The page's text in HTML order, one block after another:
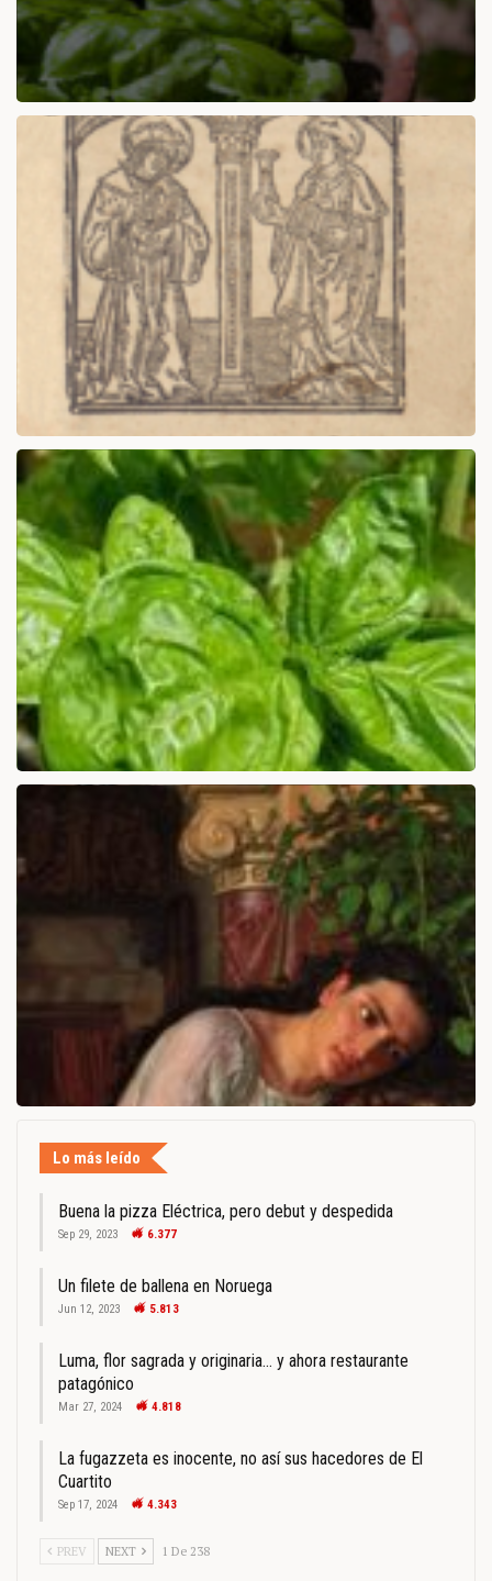
Lo más leído
Buena la pizza Eléctrica, pero debut y despedida
Sep 29, 2023 6.377
Un filete de ballena en Noruega
Jun 12, 2023 5.813
Luma, flor sagrada y originaria… y ahora restaurante
patagónico
Mar 27, 2024 4.818
La fugazzeta es inocente, no así sus hacedores de El
Cuartito
Sep 17, 2024 4.343
PREV NEXT 1 De 238